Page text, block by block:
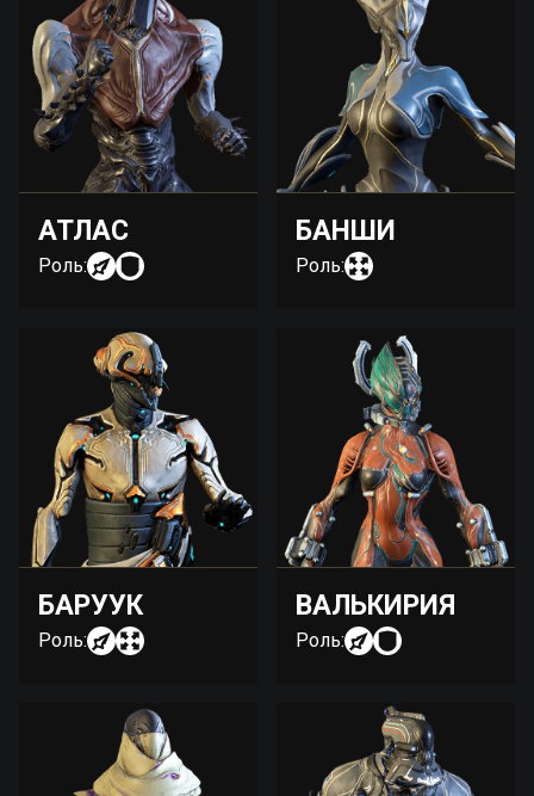
АТЛАС
Роль:
БАНШИ
Роль:
БАРУУК
Роль:
ВАЛЬКИРИЯ
Роль: